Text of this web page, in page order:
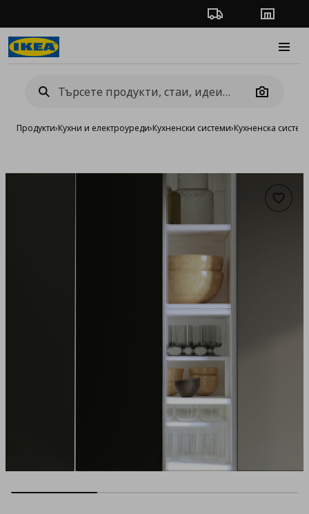
Проследяване на
Camera
Продукти›Кухни и електроуреди›Кухненски системи›Кухненска